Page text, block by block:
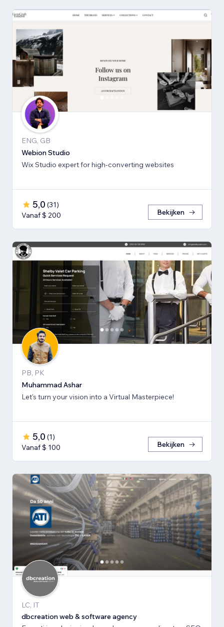
ENG, GB
Webion Studio
Wix Studio expert for high-converting websites
5,0 (31)
Vanaf $ 200
Bekijken
PB, PK
Muhammad Ashar
Let's turn your vision into a Virtual Masterpiece!
5,0 (1)
Vanaf $ 100
Bekijken
LC, IT
dbcreation web & software agency